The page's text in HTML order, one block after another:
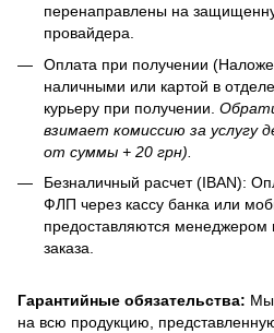
перенаправлены на
провайдера.
Оплата при получении
наличными или картой в
курьеру при получении.
взимает комиссию за услугу
от суммы + 20 грн).
Безналичный расчет (IBAN):
ФЛП через кассу банка или
предоставляются менеджером
заказа.
Гарантийные обязательства: Мы
на всю продукцию,